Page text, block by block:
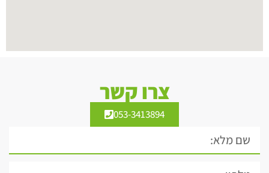
צרו קשר
053-3413894